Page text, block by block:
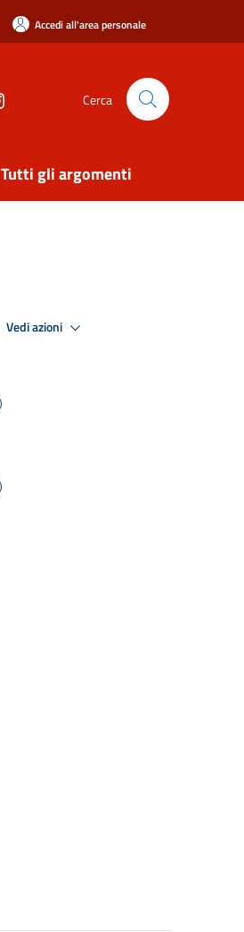
Accedi all'area personale
Cerca
Tutti gli argomenti
Vedi azioni